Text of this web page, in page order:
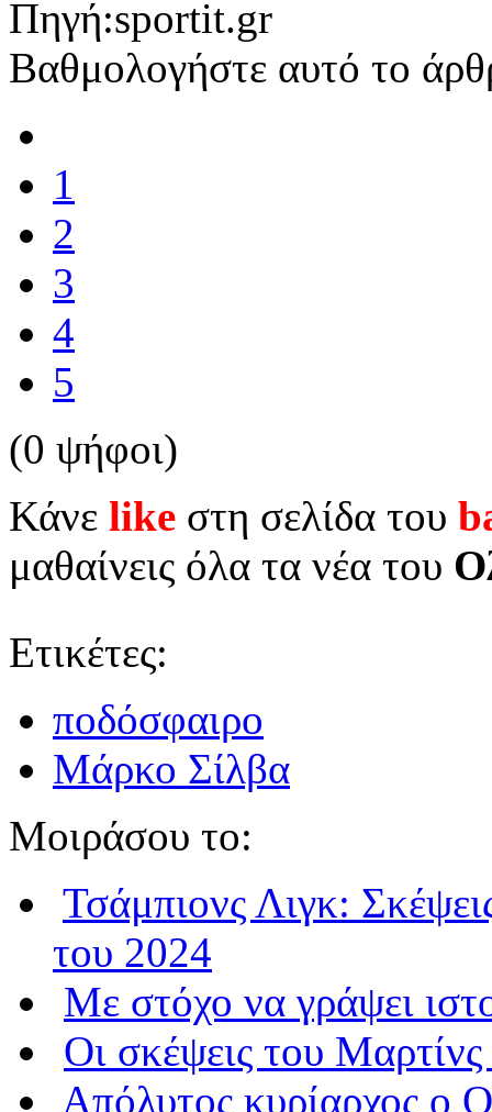
Πηγή:sportit.gr
Βαθμολογήστε αυτό το
1
2
3
4
5
(0 ψήφοι)
Κάνε like στη σελίδα του
μαθαίνεις όλα τα νέα του
Ετικέτες:
ποδόσφαιρο
Μάρκο Σίλβα
Μοιράσου το:
Τσάμπιονς Λιγκ:
του 2024
Με στόχο να γράψει
Οι σκέψεις του
Απόλυτος κυρίαρχος ο